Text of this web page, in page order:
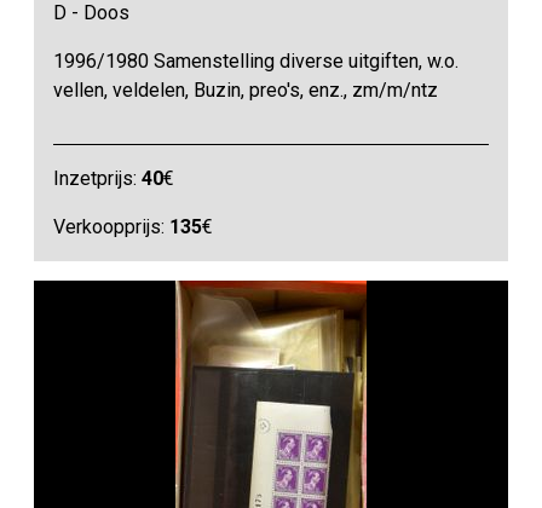
D - Doos
1996/1980 Samenstelling diverse uitgiften, w.o.
vellen, veldelen, Buzin, preo's, enz., zm/m/ntz
Inzetprijs:40€
Verkoopprijs: 135€